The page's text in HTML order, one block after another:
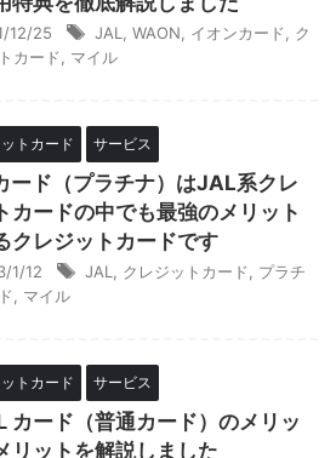
12/25 JAL WAON イオンカード
ク
カード
マイル
トカード サービス
ード（プラチナ）はJAL系クレ
カードの中でも最強のメリット
クレジットカードです
1/12 JAL クレジットカード
プラチ
マイル
トカード サービス
カード（普通カード）のメリッ
リットを解説しました